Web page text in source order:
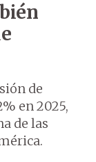
de
en 2025,
de las